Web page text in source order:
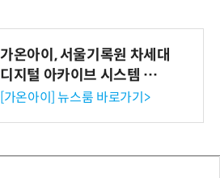
가온아이, 서울기록원 차세대
디지털 아카이브 시스템 구축
수행
[가온아이] 뉴스룸 바로가기>